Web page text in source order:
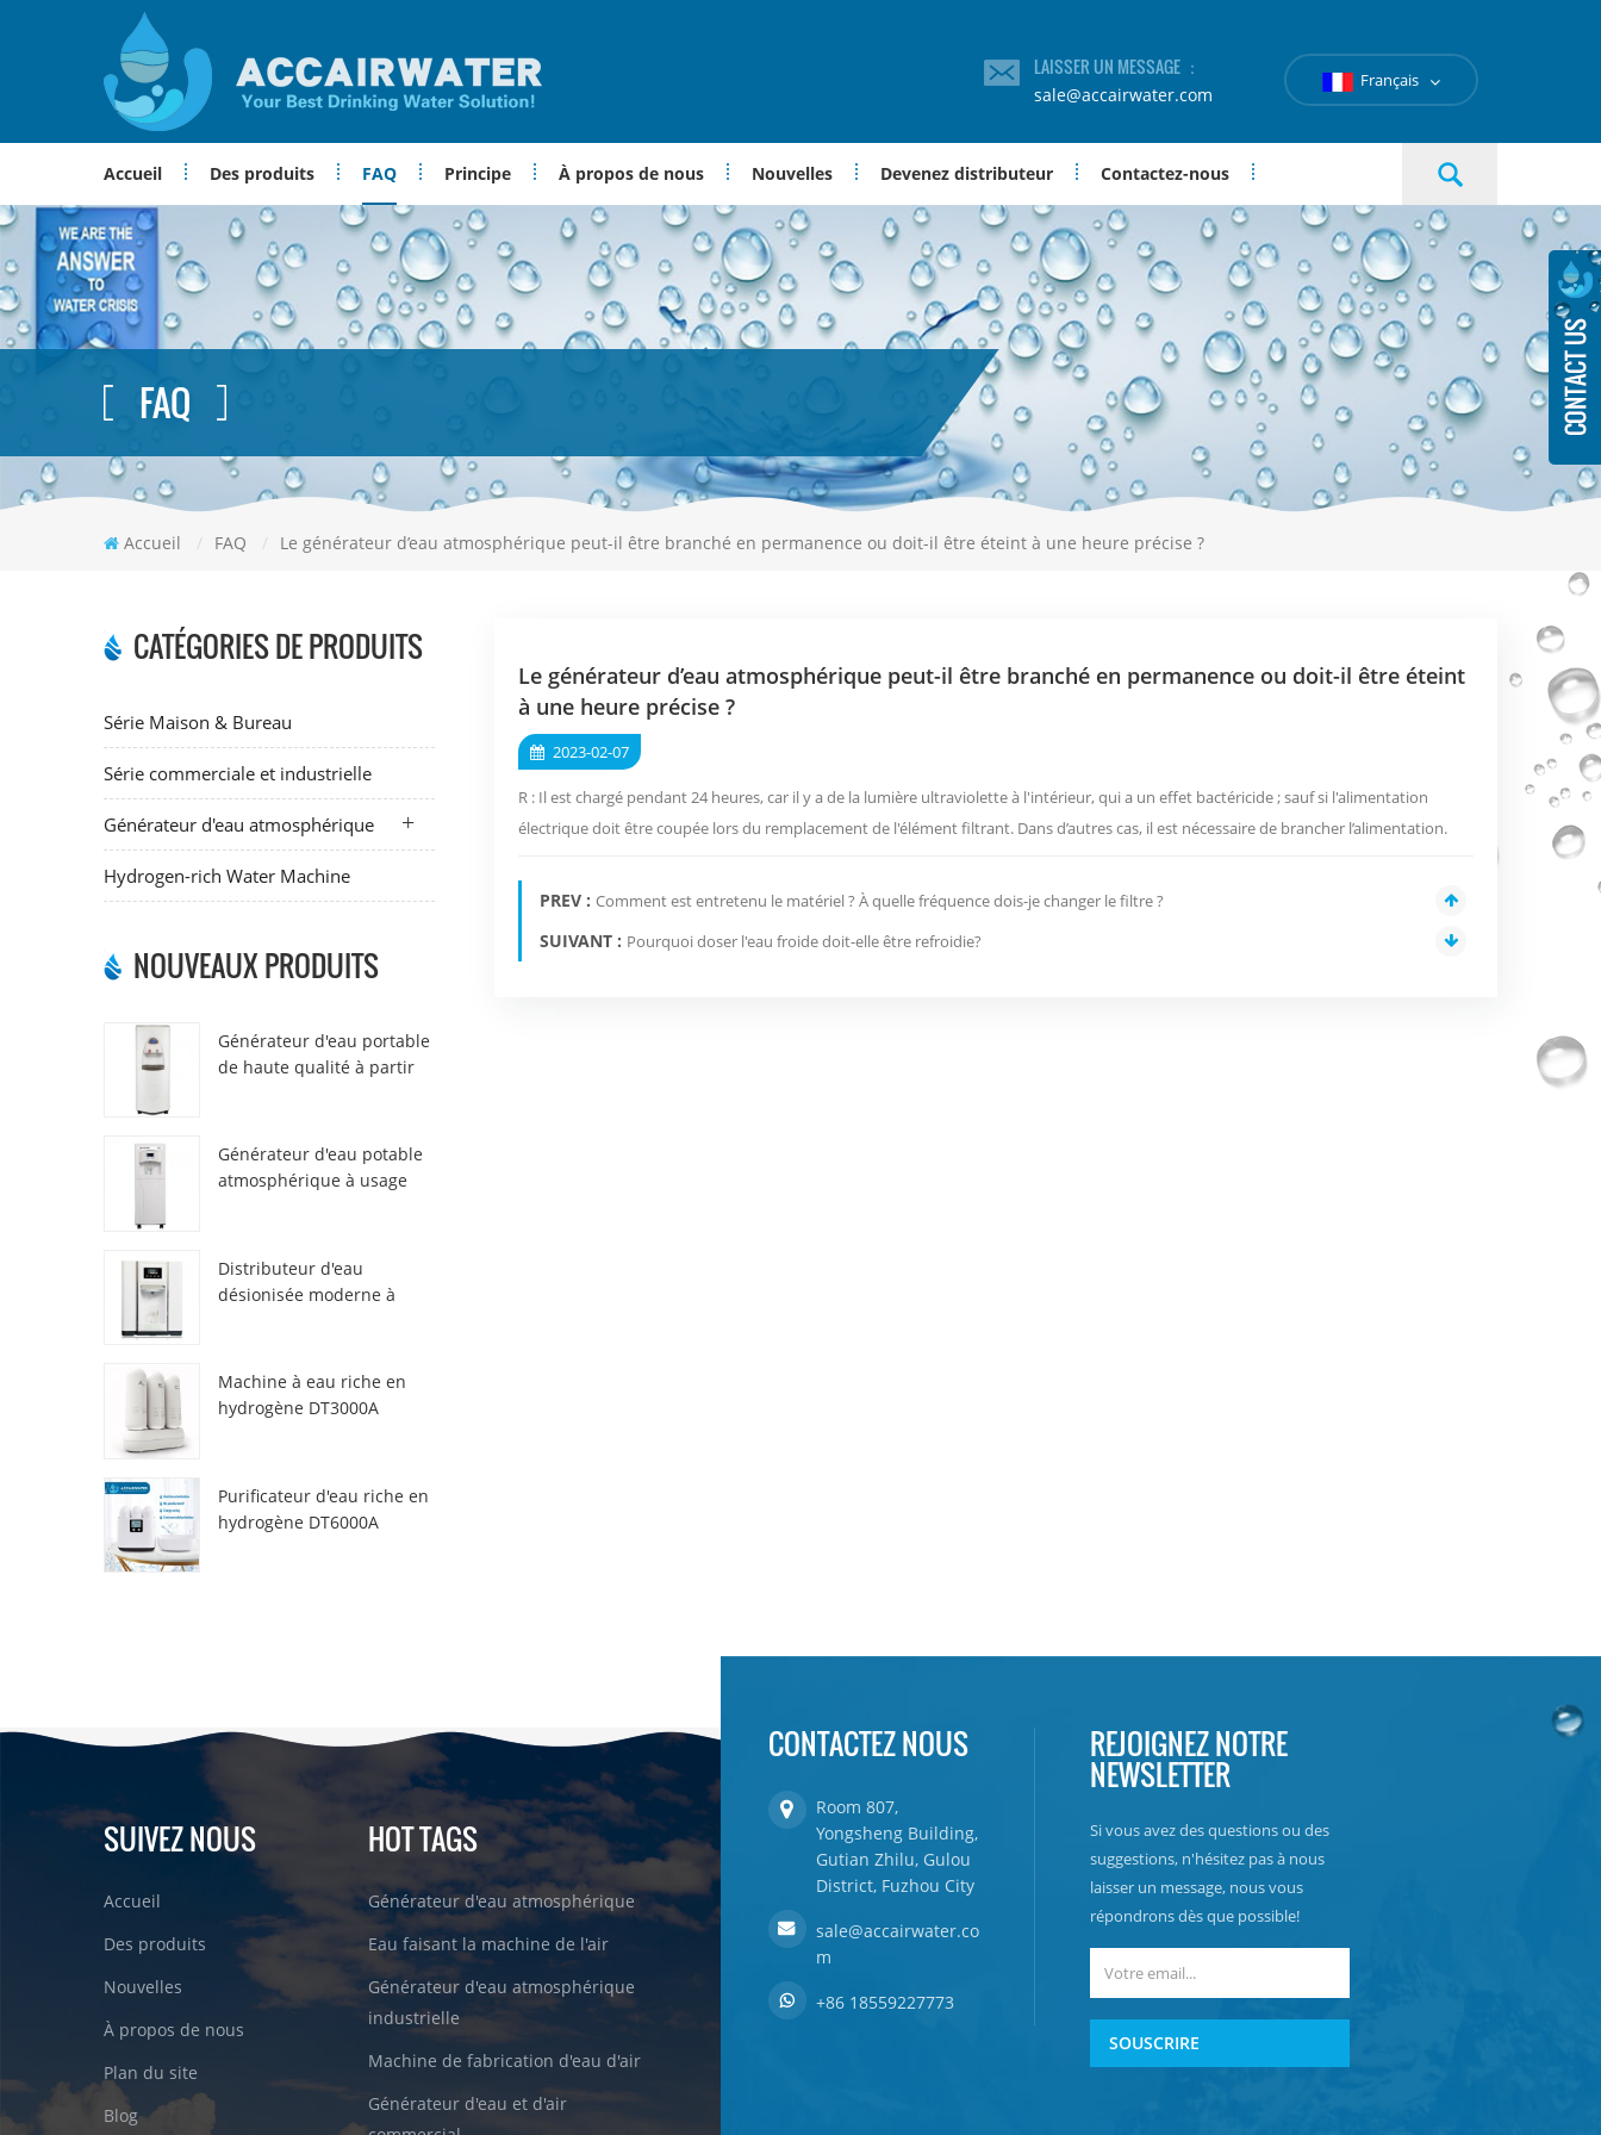
LAISSER UN MESSAGE ：
sale@accairwater.com
Français
Accueil Des produits FAQ Principe À propos de nous Nouvelles Devenez distributeur Contactez-nous
FAQ
Accueil / FAQ / Le générateur d’eau atmosphérique peut-il être branché en permanence ou doit-il être éteint à une heure précise ?
CATÉGORIES DE PRODUITS
Série Maison & Bureau
Série commerciale et industrielle
Générateur d'eau atmosphérique
Hydrogen-rich Water Machine
NOUVEAUX PRODUITS
Générateur d'eau portable
de haute qualité à partir
Générateur d'eau potable
atmosphérique à usage
Distributeur d'eau
désionisée moderne à
Machine à eau riche en
hydrogène DT3000A
Purificateur d'eau riche en
hydrogène DT6000A
Le générateur d’eau atmosphérique peut-il être branché en permanence ou doit-il être éteint
à une heure précise ?
2023-02-07
R : Il est chargé pendant 24 heures, car il y a de la lumière ultraviolette à l'intérieur, qui a un effet bactéricide ; sauf si l'alimentation
électrique doit être coupée lors du remplacement de l'élément filtrant. Dans d’autres cas, il est nécessaire de brancher l’alimentation.
PREV : Comment est entretenu le matériel ? À quelle fréquence dois-je changer le filtre ?
SUIVANT : Pourquoi doser l'eau froide doit-elle être refroidie?
SUIVEZ NOUS
Accueil
Des produits
Nouvelles
À propos de nous
Plan du site
Blog
HOT TAGS
Générateur d'eau atmosphérique
Eau faisant la machine de l'air
Générateur d'eau atmosphérique
industrielle
Machine de fabrication d'eau d'air
Générateur d'eau et d'air
CONTACTEZ NOUS
Room 807,
Yongsheng Building,
Gutian Zhilu, Gulou
District, Fuzhou City
sale@accairwater.co
m
+86 18559227773
REJOIGNEZ NOTRE
NEWSLETTER
Si vous avez des questions ou des
suggestions, n'hésitez pas à nous
laisser un message, nous vous
répondrons dès que possible!
SOUSCRIRE